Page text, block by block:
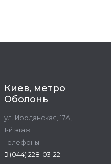
Киев, метро
Оболонь
ул. Иорданская, 17А,
1-й этаж
Телефоны:
(044) 228-03-22